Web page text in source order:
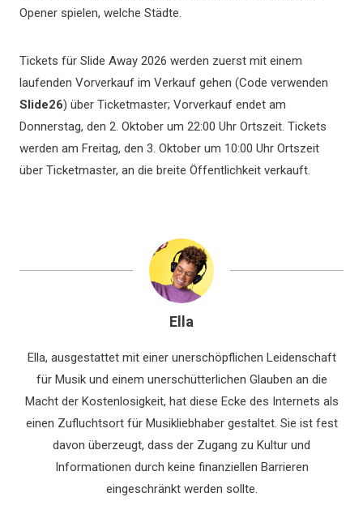
Opener spielen, welche Städte.
Tickets für Slide Away 2026 werden zuerst mit einem
laufenden Vorverkauf im Verkauf gehen (Code verwenden
Slide26) über Ticketmaster; Vorverkauf endet am
Donnerstag, den 2. Oktober um 22:00 Uhr Ortszeit. Tickets
werden am Freitag, den 3. Oktober um 10:00 Uhr Ortszeit
über Ticketmaster, an die breite Öffentlichkeit verkauft.
Ella
Ella, ausgestattet mit einer unerschöpflichen Leidenschaft
für Musik und einem unerschütterlichen Glauben an die
Macht der Kostenlosigkeit, hat diese Ecke des Internets als
einen Zufluchtsort für Musikliebhaber gestaltet. Sie ist fest
davon überzeugt, dass der Zugang zu Kultur und
Informationen durch keine finanziellen Barrieren
eingeschränkt werden sollte.